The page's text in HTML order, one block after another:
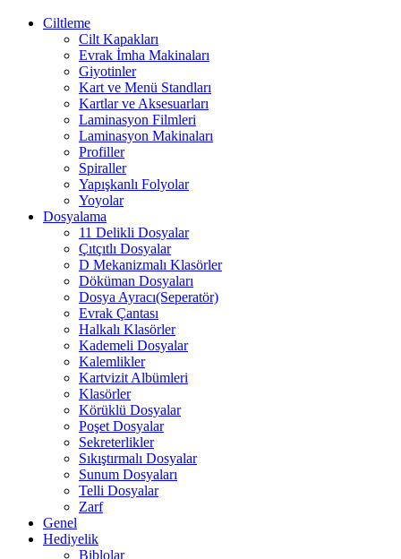
Ciltleme
Cilt Kapakları
Evrak İmha Makinaları
Giyotinler
Kart ve Menü Standları
Kartlar ve Aksesuarları
Laminasyon Filmleri
Laminasyon Makinaları
Profiller
Spiraller
Yapışkanlı Folyolar
Yoyolar
Dosyalama
11 Delikli Dosyalar
Çıtçıtlı Dosyalar
D Mekanizmalı Klasörler
Döküman Dosyaları
Dosya Ayracı(Seperatör)
Evrak Çantası
Halkalı Klasörler
Kademeli Dosyalar
Kalemlikler
Kartvizit Albümleri
Klasörler
Körüklü Dosyalar
Poşet Dosyalar
Sekreterlikler
Sıkıştırmalı Dosyalar
Sunum Dosyaları
Telli Dosyalar
Zarf
Genel
Hediyelik
Biblolar